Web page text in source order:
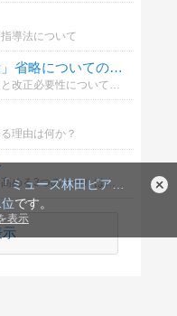
埼玉川口/蕨/戸田/「ミューズ林田ピアノ教室」
です。
表示
導法について
食品表示「アレルギー表示」省略についての意見
食品表示の個別と一括表示の現状と改正必要性についてどう思いますか
理由は何か？
家庭で簡単に実践できる集中力を高める3つのルールは何？